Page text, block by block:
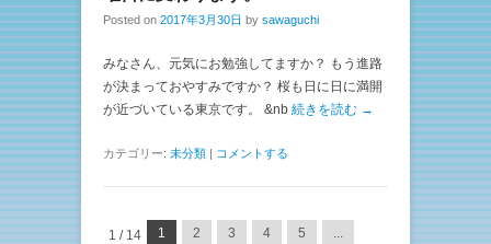
Posted on 2017年3月30日 by sawaguchi
みなさん、元気にお勉強してますか？ もう進路
が決まっておやすみですか？ 桜も日に日に満開
が近づいている東京です。 &nb 続きを読む →
カテゴリー: 未分類 | コメントする
投稿ナビゲーション
1 / 14 1 2 3 4 5 ...